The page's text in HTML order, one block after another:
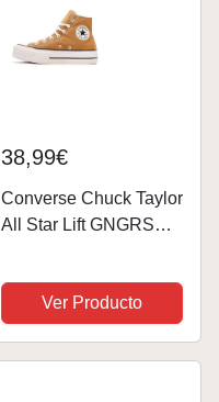
38,99€
Converse Chuck Taylor
All Star Lift GNGRSNP
Ver Producto